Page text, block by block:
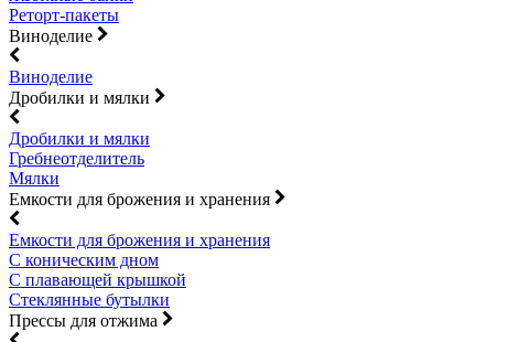
Реторт-пакеты
Виноделие
Виноделие
Дробилки и мялки
Дробилки и мялки
Гребнеотделитель
Мялки
Емкости для брожения и хранения
Емкости для брожения и хранения
С коническим дном
С плавающей крышкой
Стеклянные бутылки
Прессы для отжима